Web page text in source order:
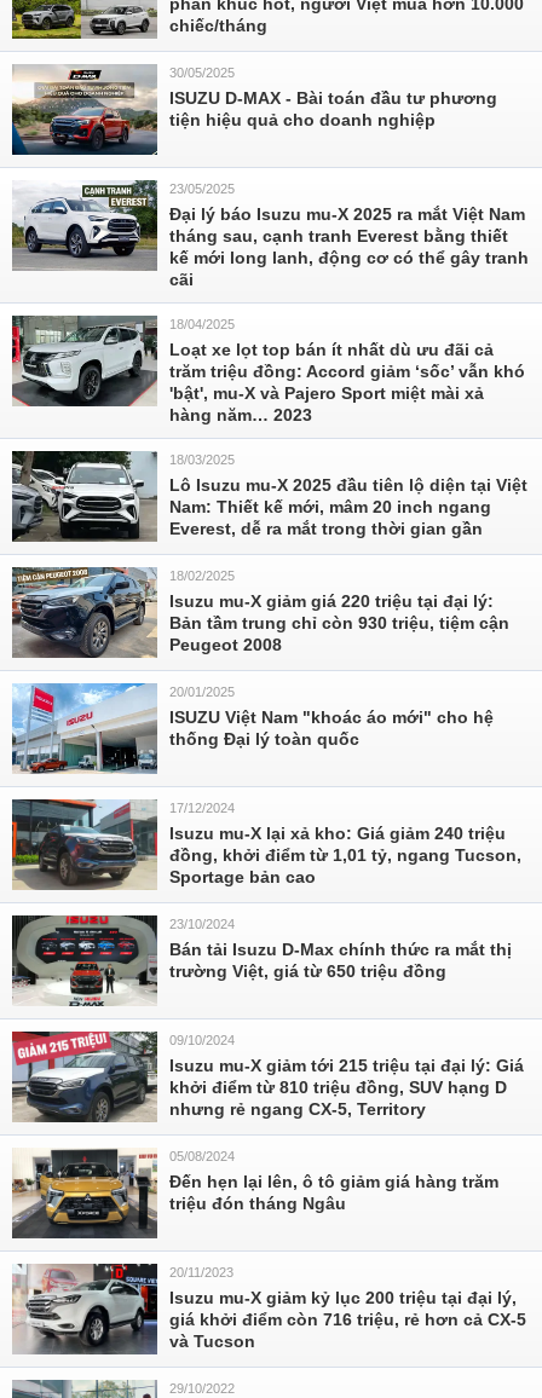
chiếc/tháng
30/05/2025
ISUZU D-MAX - Bài toán đầu tư phương
tiện hiệu quả cho doanh nghiệp
23/05/2025
Đại lý báo Isuzu mu-X 2025 ra mắt Việt Nam
tháng sau, cạnh tranh Everest bằng thiết
kế mới long lanh, động cơ có thể gây tranh
cãi
18/04/2025
Loạt xe lọt top bán ít nhất dù ưu đãi cả
trăm triệu đồng: Accord giảm ‘sốc’ vẫn khó
'bật', mu-X và Pajero Sport miệt mài xả
hàng năm… 2023
18/03/2025
Lô Isuzu mu-X 2025 đầu tiên lộ diện tại Việt
Nam: Thiết kế mới, mâm 20 inch ngang
Everest, dễ ra mắt trong thời gian gần
18/02/2025
Isuzu mu-X giảm giá 220 triệu tại đại lý:
Bản tầm trung chỉ còn 930 triệu, tiệm cận
Peugeot 2008
20/01/2025
ISUZU Việt Nam "khoác áo mới" cho hệ
thống Đại lý toàn quốc
17/12/2024
Isuzu mu-X lại xả kho: Giá giảm 240 triệu
đồng, khởi điểm từ 1,01 tỷ, ngang Tucson,
Sportage bản cao
23/10/2024
Bán tải Isuzu D-Max chính thức ra mắt thị
trường Việt, giá từ 650 triệu đồng
09/10/2024
Isuzu mu-X giảm tới 215 triệu tại đại lý: Giá
khởi điểm từ 810 triệu đồng, SUV hạng D
nhưng rẻ ngang CX-5, Territory
05/08/2024
Đến hẹn lại lên, ô tô giảm giá hàng trăm
triệu đón tháng Ngâu
20/11/2023
Isuzu mu-X giảm kỷ lục 200 triệu tại đại lý,
giá khởi điểm còn 716 triệu, rẻ hơn cả CX-5
và Tucson
29/10/2022